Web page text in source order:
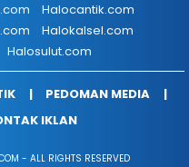
Halocantik.com
Halokalsel.com
Halosulut.com
PEDOMAN MEDIA
IKLAN
- ALL RIGHTS RESERVED